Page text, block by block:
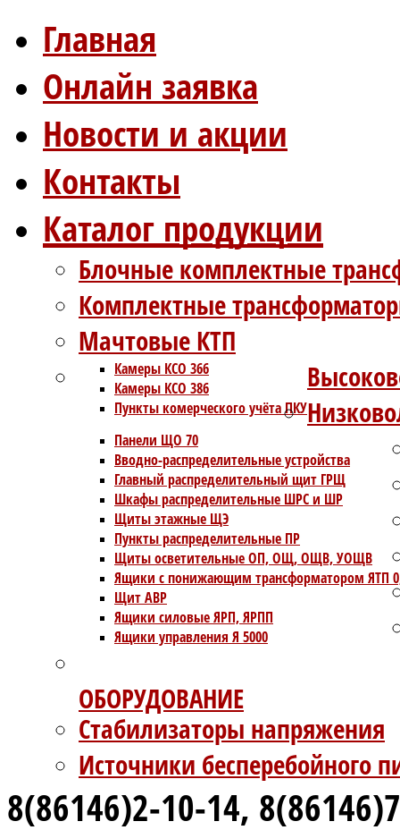
Главная
Онлайн заявка
Новости и акции
Контакты
Каталог продукции
Блочные комплектные
Комплектные
Мачтовые КТП
Камеры КСО 366
Камеры КСО 386
Пункты комерческого учёта ПКУ
Панели ЩО 70
Вводно-распределительные устройства
Главный распределительный щит ГРЩ
Шкафы распределительные ШРС и ШР
Щиты этажные ЩЭ
Пункты распределительные ПР
Щиты осветительные ОП, ОЩ, ОЩВ, УОЩВ
Ящики с понижающим трансформатором ЯТП
Щит АВР
Ящики силовые ЯРП, ЯРПП
Ящики управления Я 5000
ОБОРУДОВАНИЕ
Стабилизаторы напряжения
Источники бесперебойного
8(86146)2-10-14,